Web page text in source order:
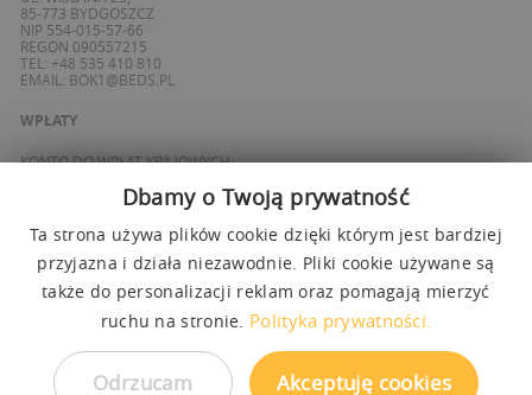
85-773 BYDGOSZCZ
NIP 554-015-57-66
REGON 090557215
TEL: +48 535 410 810
EMAIL: BOK1@BEDS.PL
WPŁATY
KONTO DO WPŁAT KRAJOWYCH:
69 1050 1139 1000 0090 8355 0765
KONTO DO WPŁAT SPOZA POLSKI / FOREIGN PAYMENTS:
BANK ING
PL 27 1050 1139 1000 0090 8358 3337
SWIFT: INGBPLPW
OBSŁUGUJEMY PŁATNOŚCI
Dbamy o Twoją prywatność
Ta strona używa plików cookie dzięki którym jest bardziej
przyjazna i działa niezawodnie. Pliki cookie używane są
także do personalizacji reklam oraz pomagają mierzyć
ruchu na stronie. Polityka prywatności.
Akceptuję cookies
Odrzucam